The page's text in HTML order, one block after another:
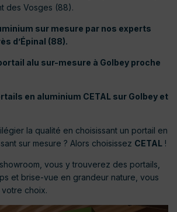
des Vosges (88).
sur mesure par nos experts
d’Épinal (88).
alu sur-mesure à Golbey proche
en aluminium CETAL sur Golbey et
la qualité en choisissant un portail en
sur mesure ? Alors choisissez CETAL !
vous y trouverez des portails,
et brise-vue en grandeur nature, vous
votre choix.